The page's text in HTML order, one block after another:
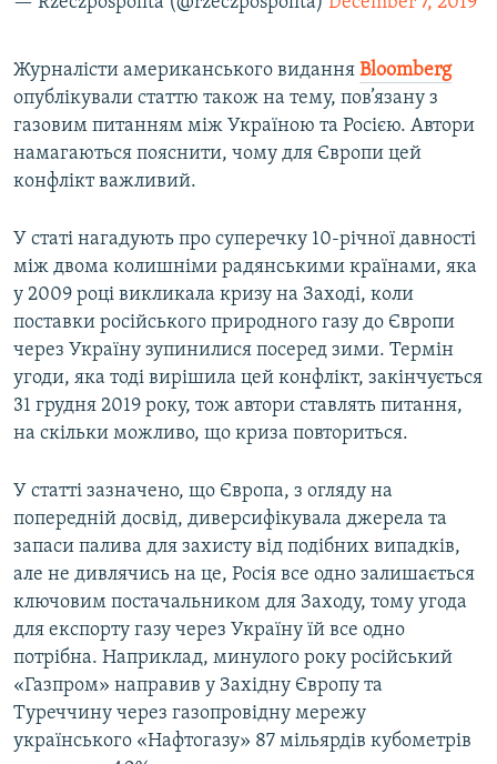
Журналісти американського видання Bloomberg
опублікували статтю також на тему, пов’язану з
газовим питанням між Україною та Росією. Автори
намагаються пояснити, чому для Європи цей
конфлікт важливий.
У статі нагадують про суперечку 10-річної давності
між двома колишніми радянськими країнами, яка
у 2009 році викликала кризу на Заході, коли
поставки російського природного газу до Європи
через Україну зупинилися посеред зими. Термін
угоди, яка тоді вирішила цей конфлікт, закінчується
31 грудня 2019 року, тож автори ставлять питання,
на скільки можливо, що криза повториться.
У статті зазначено, що Європа, з огляду на
попередній досвід, диверсифікувала джерела та
запаси палива для захисту від подібних випадків,
але не дивлячись на це, Росія все одно залишається
ключовим постачальником для Заходу, тому угода
для експорту газу через Україну їй все одно
потрібна. Наприклад, минулого року російський
«Газпром» направив у Західну Європу та
Туреччину через газопровідну мережу
українського «Нафтогазу» 87 мільярдів кубометрів